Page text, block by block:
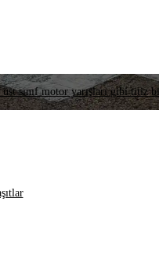
sınıf motor yarışları gibi titiz